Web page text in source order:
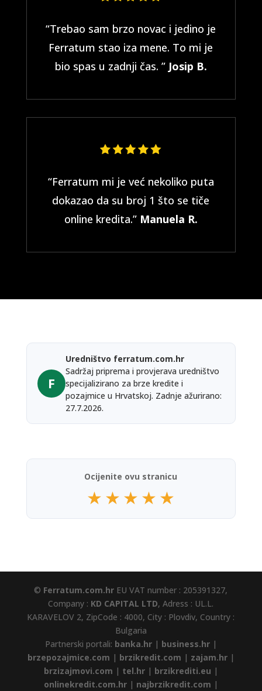
“Trebao sam brzo novac i jedino je
Ferratum stao iza mene. To mi je
bio spas u zadnji čas. ” Josip B.
“Ferratum mi je već nekoliko puta
dokazao da su broj 1 što se tiče
online kredita.” Manuela R.
F
Uredništvo ferratum.com.hr
Sadržaj priprema i provjerava uredništvo
specijalizirano za brze kredite i
pozajmice u Hrvatskoj. Zadnje ažurirano:
27.7.2026.
Ocijenite ovu stranicu
★★★★★
© Ferratum.com.hr EU VAT number : 205391327,
Company : KD CAPITAL LTD, Adress : UL.L.
KARAVELOV 2, ZipCode : 4000, City : Plovdiv, Country :
Bulgaria
Partnerski portali: banka.hr| business.hr|
brzepozajmice.com | brzikredit.com | zajam.hr|
brzizajmovi.com | tel.hr| brzikrediti.eu |
onlinekredit.com.hr| najbrzikredit.com |